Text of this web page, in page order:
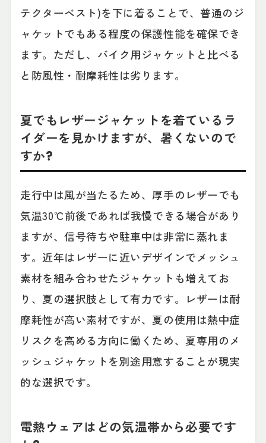
テクターベスト)を下に着ることで、普通のジ
ャケットでもある程度の保護性能を確保でき
ます。ただし、バイク用ジャケットと比べる
と防風性・耐摩耗性は劣ります。
夏でもレザージャケットを着ているラ
イダーを見かけますが、暑くないので
すか?
走行中は風が当たるため、厚手のレザーでも
気温30℃前後であれば我慢できる場合があり
ますが、信号待ちや駐車中は非常に蒸れま
す。近年はレザーに近いデザインでメッシュ
素材を組み合わせたジャケットも増えてお
り、夏の選択肢として有力です。レザーは耐
摩耗性が高い素材ですが、夏の使用は熱中症
リスクを高める方向に働くため、夏専用のメ
ッシュジャケットを別途用意することが現実
的な選択です。
電熱ウェアはどの気温帯から必要です